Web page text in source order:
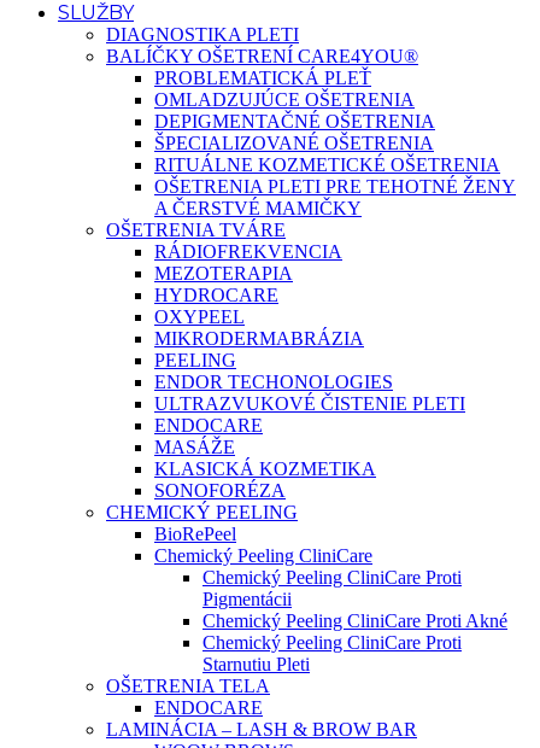
SLUŽBY
DIAGNOSTIKA PLETI
BALÍČKY OŠETRENÍ CARE4YOU®
PROBLEMATICKÁ PLEŤ
OMLADZUJÚCE OŠETRENIA
DEPIGMENTAČNÉ OŠETRENIA
ŠPECIALIZOVANÉ OŠETRENIA
RITUÁLNE KOZMETICKÉ OŠETRENIA
OŠETRENIA PLETI PRE TEHOTNÉ ŽENY
A ČERSTVÉ MAMIČKY
OŠETRENIA TVÁRE
RÁDIOFREKVENCIA
MEZOTERAPIA
HYDROCARE
OXYPEEL
MIKRODERMABRÁZIA
PEELING
ENDOR TECHONOLOGIES
ULTRAZVUKOVÉ ČISTENIE PLETI
ENDOCARE
MASÁŽE
KLASICKÁ KOZMETIKA
SONOFORÉZA
CHEMICKÝ PEELING
BioRePeel
Chemický Peeling CliniCare
Chemický Peeling CliniCare Proti
Pigmentácii
Chemický Peeling CliniCare Proti Akné
Chemický Peeling CliniCare Proti
Starnutiu Pleti
OŠETRENIA TELA
ENDOCARE
LAMINÁCIA – LASH & BROW BAR